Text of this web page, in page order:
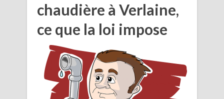
chaudière à Verlaine,
ce que la loi impose